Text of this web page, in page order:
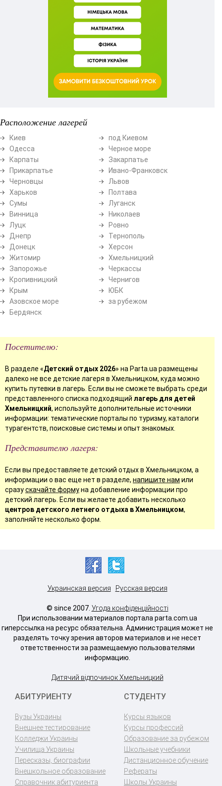
Расположение лагерей
Киев
Одесса
Карпаты
Прикарпатье
Черновцы
Харьков
Сумы
Винница
Луцк
Днепр
Донецк
Житомир
Запорожье
Кропивницкий
Крым
Азовское море
Бердянск
под Киевом
Черное море
Закарпатье
Ивано-Франковск
Львов
Полтава
Луганск
Николаев
Ровно
Тернополь
Херсон
Хмельницкий
Черкассы
Чернигов
ЮБК
за рубежом
Посетителю:
В разделе «Детский отдых 2026» на Parta.ua размещены
далеко не все детские лагеря в Хмельницком, куда можно
купить путевки в лагерь. Если вы не сможете выбрать среди
представленного списка подходящий лагерь для детей
Хмельницкий, используйте дополнительные источники
информации: тематические порталы по туризму, каталоги
турагентств, поисковые системы и опыт знакомых.
Представителю лагеря:
Если вы предоставляете детский отдых в Хмельницком, а
информации о вас еще нет в разделе, напишите нам или
сразускачайте формуна добавление информации про
детский лагерь. Если вы желаете добавить несколько
центров детского летнего отдыха в Хмельницком,
заполняйте несколько форм.
Украинская версия Русская версия
© since 2007. Угода конфіденційності
При использовании материалов портала parta.com.ua
гиперссылка на ресурс обязательна. Администрация может не
разделять точку зрения авторов материалов и не несет
ответственности за размещаемую пользователями
информацию.
Дитячий відпочинок Хмельницкий
АБИТУРИЕНТУ
Вузы Украины
Внешнее тестирование
Колледжи Украины
Училища Украины
Пересказы, биографии
Внешкольное образование
Справочник абитуриента
СТУДЕНТУ
Курсы языков
Курсы профессий
Образование за рубежом
Школьные учебники
Дистанционное обучение
Рефераты
Школы Украины